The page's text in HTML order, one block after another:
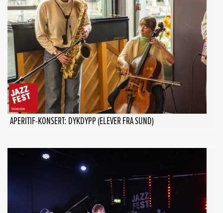
APERITIF-KONSERT: DYKDYPP (ELEVER FRA SUND)